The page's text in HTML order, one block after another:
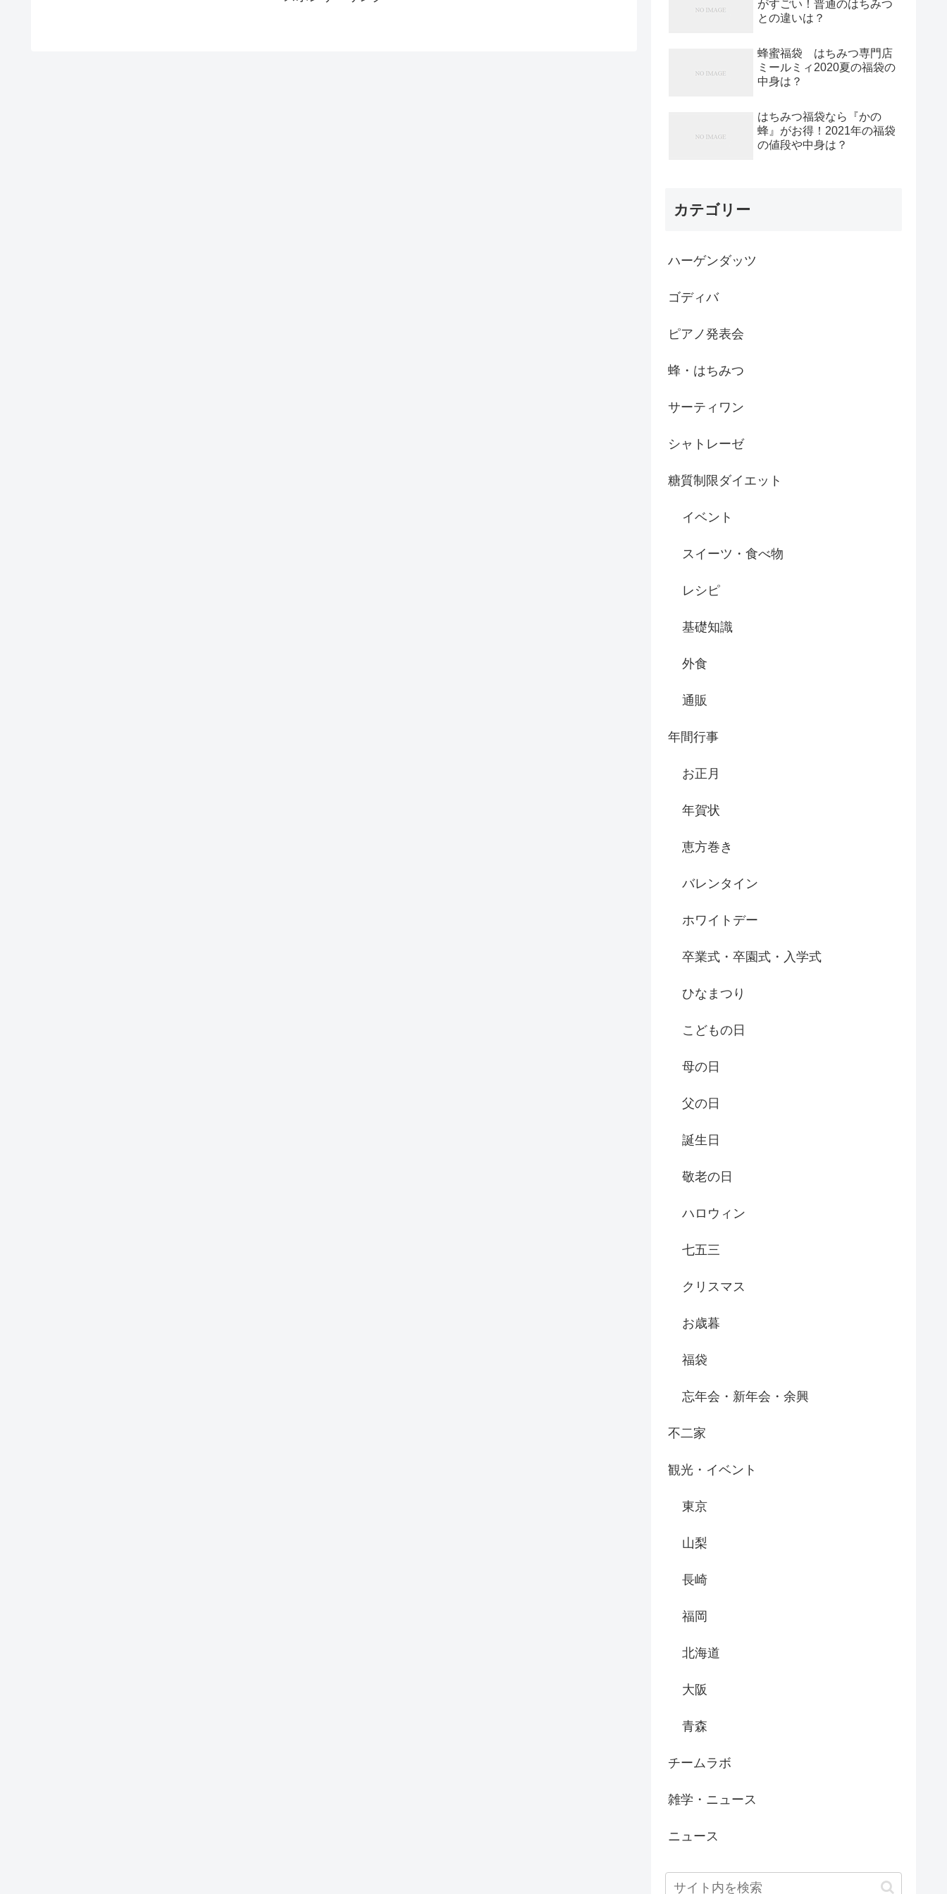
がすごい！普通のはちみつ
との違いは？
蜂蜜福袋 はちみつ専門店
ミールミィ2020夏の福袋の
中身は？
はちみつ福袋なら『かの
蜂』がお得！2021年の福袋
の値段や中身は？
カテゴリー
ハーゲンダッツ
ゴディバ
ピアノ発表会
蜂・はちみつ
サーティワン
シャトレーゼ
糖質制限ダイエット
イベント
スイーツ・食べ物
レシピ
基礎知識
外食
通販
年間行事
お正月
年賀状
恵方巻き
バレンタイン
ホワイトデー
卒業式・卒園式・入学式
ひなまつり
こどもの日
母の日
父の日
誕生日
敬老の日
ハロウィン
七五三
クリスマス
お歳暮
福袋
忘年会・新年会・余興
不二家
観光・イベント
東京
山梨
長崎
福岡
北海道
大阪
青森
チームラボ
雑学・ニュース
ニュース